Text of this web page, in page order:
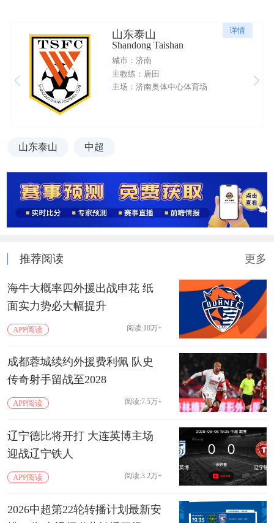
详情
山东泰山
Shandong Taishan
城市：济南
主教练：唐田
主场：济南奥体中心体育场
山东泰山 中超
推荐阅读 更多
海牛大概率四外援出战申花 纸
面实力势必大幅提升
APP阅读 阅读:10万+
成都蓉城续约外援费利佩 队史
传奇射手留战至2028
APP阅读 阅读:7.5万+
辽宁德比将开打 大连英博主场
迎战辽宁铁人
APP阅读 阅读:3.2万+
2026中超第22轮转播计划最新安